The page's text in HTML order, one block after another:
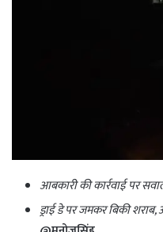
आबकारी की कार्रवाई पर
ड्राई डे पर जमकर बिकी